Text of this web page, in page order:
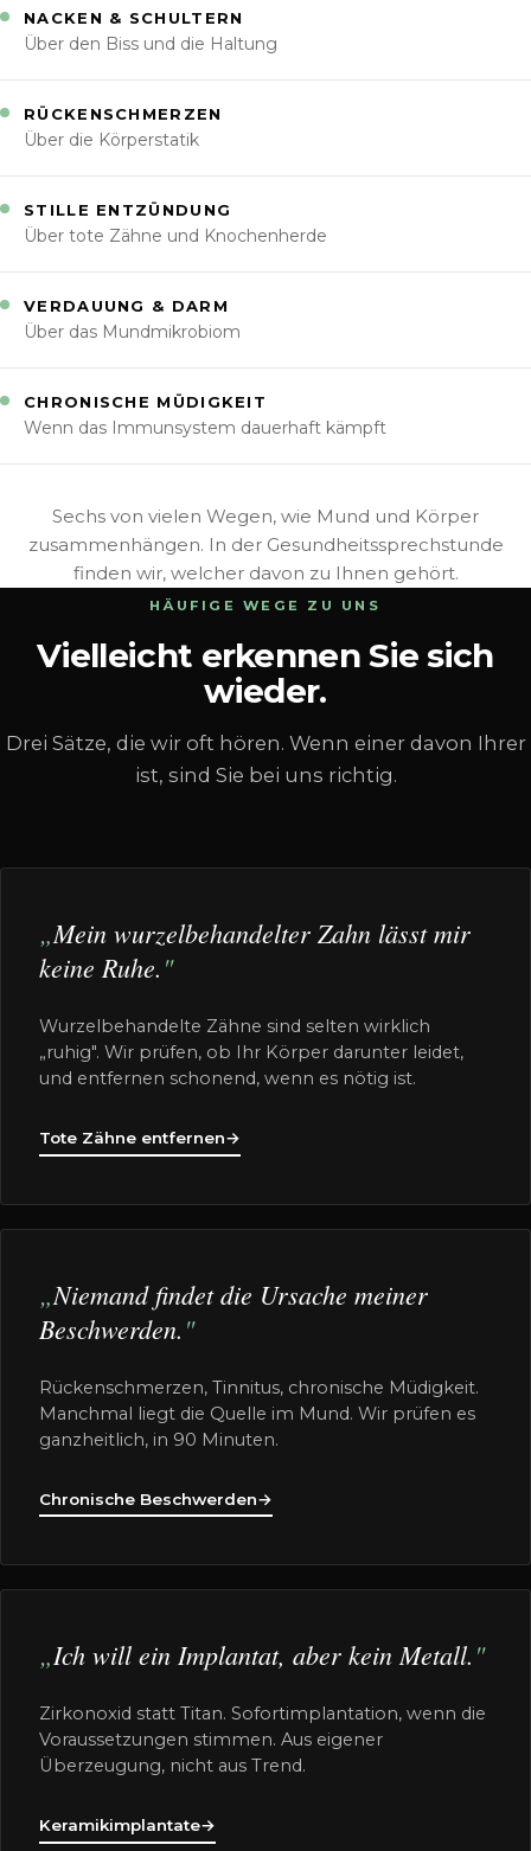
NACKEN & SCHULTERN
Über den Biss und die Haltung
RÜCKENSCHMERZEN
Über die Körperstatik
STILLE ENTZÜNDUNG
Über tote Zähne und Knochenherde
VERDAUUNG & DARM
Über das Mundmikrobiom
CHRONISCHE MÜDIGKEIT
Wenn das Immunsystem dauerhaft kämpft
Sechs von vielen Wegen, wie Mund und Körper
zusammenhängen. In der Gesundheitssprechstunde
finden wir, welcher davon zu Ihnen gehört.
HÄUFIGE WEGE ZU UNS
Vielleicht erkennen Sie sich
wieder.
Drei Sätze, die wir oft hören. Wenn einer davon Ihrer
ist, sind Sie bei uns richtig.
Mein wurzelbehandelter Zahn lässt mir
keine Ruhe.
Wurzelbehandelte Zähne sind selten wirklich
„ruhig". Wir prüfen, ob Ihr Körper darunter leidet,
und entfernen schonend, wenn es nötig ist.
Tote Zähne entfernen→
Niemand findet die Ursache meiner
Beschwerden.
Rückenschmerzen, Tinnitus, chronische Müdigkeit.
Manchmal liegt die Quelle im Mund. Wir prüfen es
ganzheitlich, in 90 Minuten.
Chronische Beschwerden→
Ich will ein Implantat, aber kein Metall.
Zirkonoxid statt Titan. Sofortimplantation, wenn die
Voraussetzungen stimmen. Aus eigener
Überzeugung, nicht aus Trend.
Keramikimplantate→